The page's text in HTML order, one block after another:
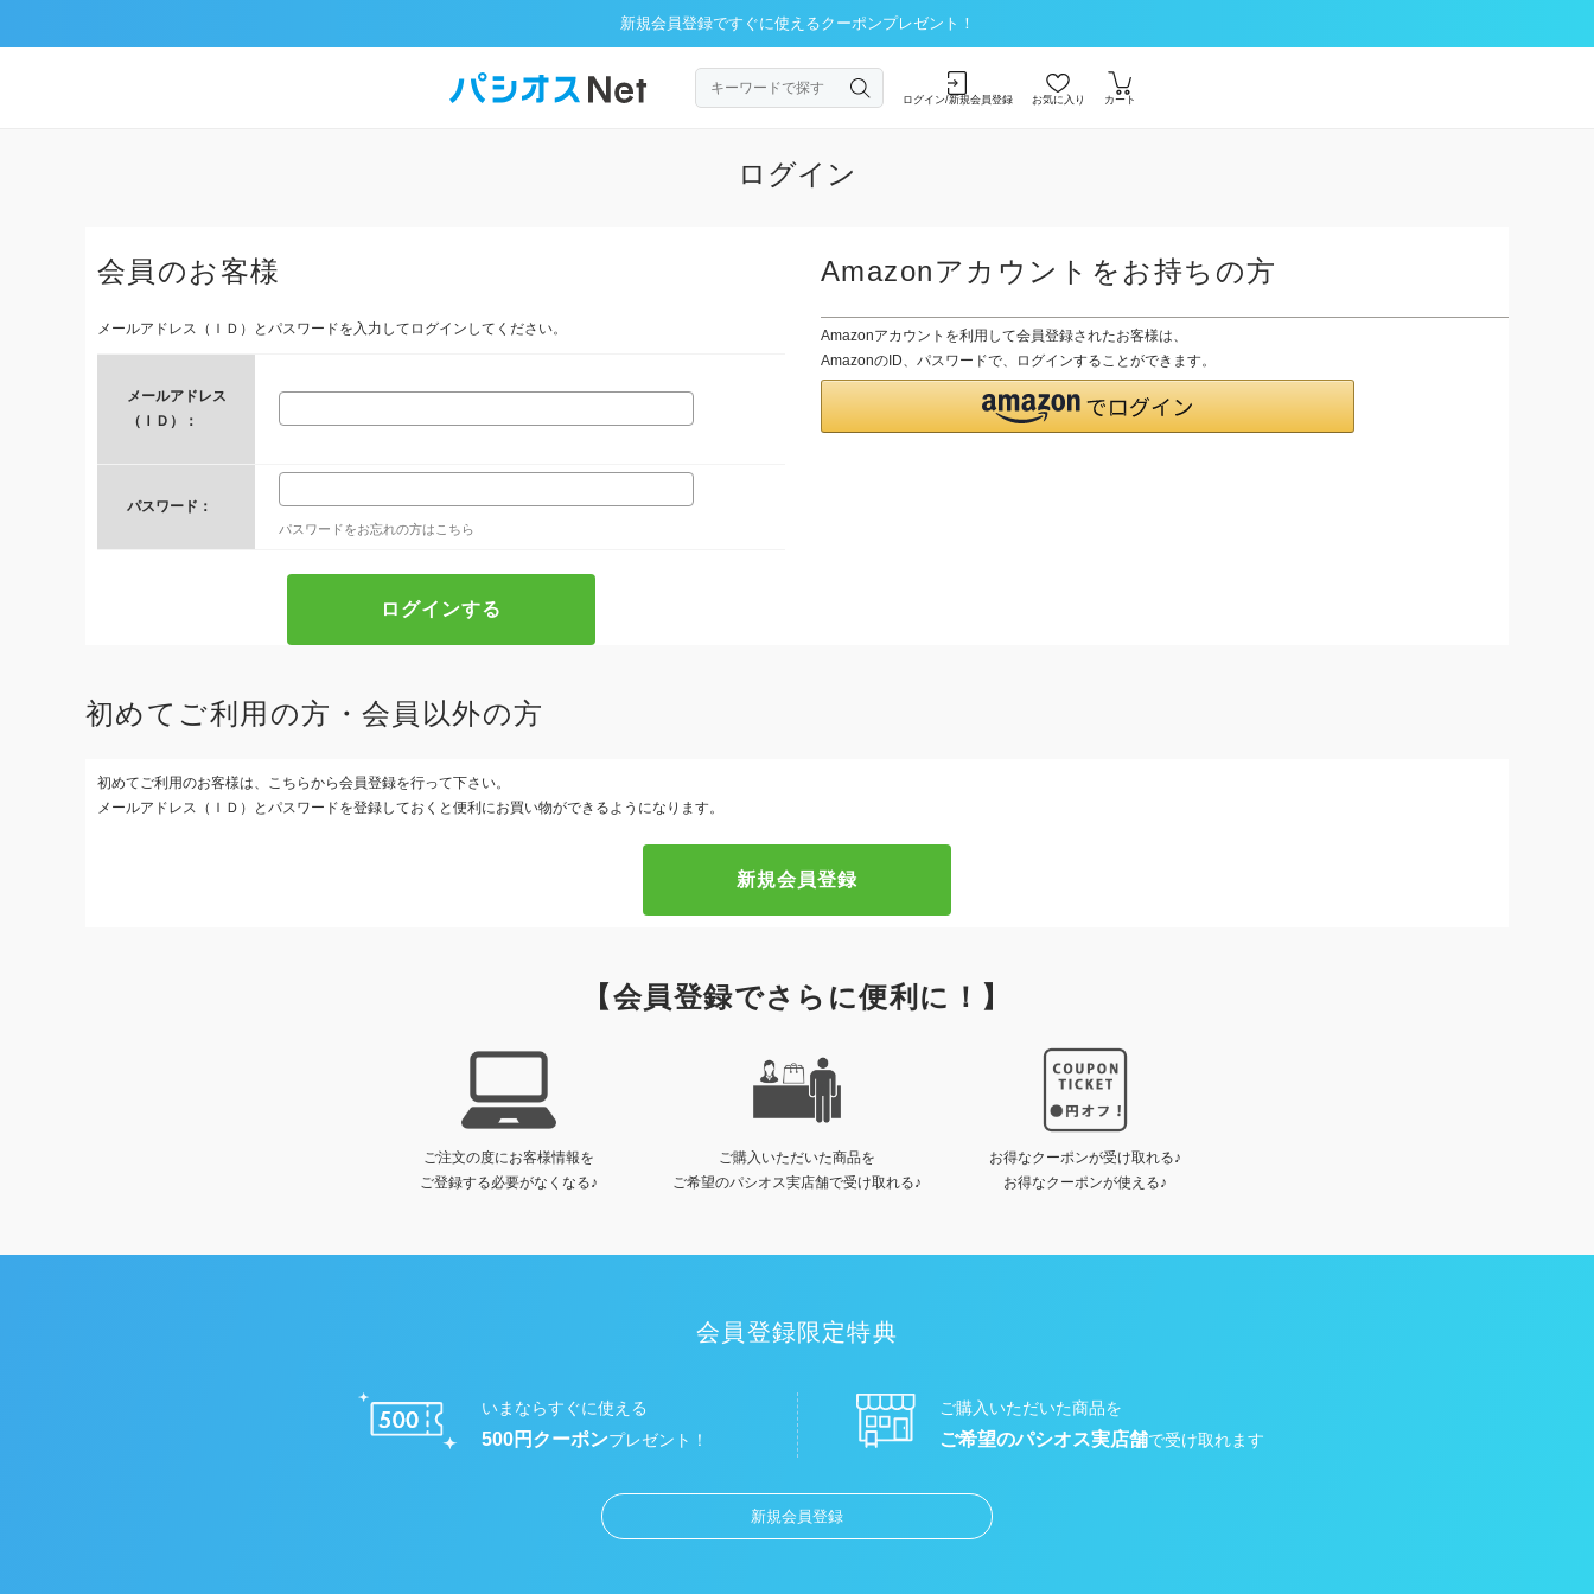
新規会員登録ですぐに使えるクーポンプレゼント！
ログイン/新規会員登録 お気に入り カート
ログイン
会員のお客様
メールアドレス（ＩＤ）とパスワードを入力してログインしてください。
メールアドレス
（ＩＤ）：
パスワード：
パスワードをお忘れの方はこちら
Amazonアカウントをお持ちの方
Amazonアカウントを利用して会員登録されたお客様は、
AmazonのID、パスワードで、ログインすることができます。
初めてご利用の方・会員以外の方
初めてご利用のお客様は、こちらから会員登録を行って下さい。
メールアドレス（ＩＤ）とパスワードを登録しておくと便利にお買い物ができるようになります。
【会員登録でさらに便利に！】
ご注文の度にお客様情報を
ご登録する必要がなくなる♪
ご購入いただいた商品を
ご希望のパシオス実店舗で受け取れる♪
お得なクーポンが受け取れる♪
お得なクーポンが使える♪
会員登録限定特典
いまならすぐに使える
500円クーポンプレゼント！
ご購入いただいた商品を
ご希望のパシオス実店舗で受け取れます
新規会員登録